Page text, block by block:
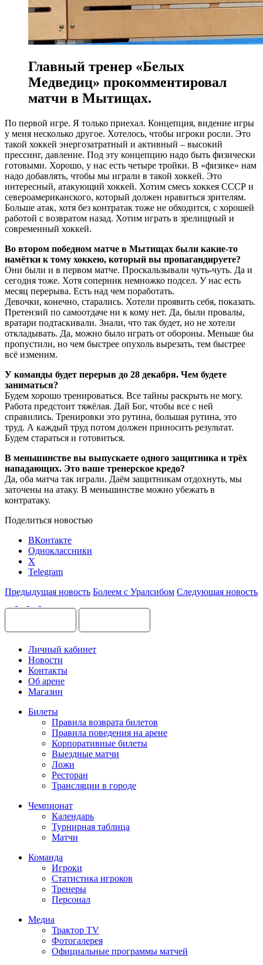
Главный тренер «Белых
Медведиц» прокомментировал
матчи в Мытищах.
По первой игре. Я только приехал. Концепция, видение игры
у меня несколько другое. Хотелось, чтобы игроки росли. Это
такой хоккей энергозатратный и активный – высокий
прессинг, давление. Под эту концепцию надо быть физически
готовыми. Хорошо, у нас есть четыре тройки. В «физике» нам
надо добавлять, чтобы мы играли в такой хоккей. Это
интересный, атакующий хоккей. Хотим смесь хоккея СССР и
североамериканского, который должен нравиться зрителям.
Больше атак, хотя без контратак тоже не обходится, с хорошей
работой с возвратом назад. Хотим играть в зрелищный и
современный хоккей.
Во втором победном матче в Мытищах были какие-то
намётки к тому хоккею, который вы пропагандируете?
Они были и в первом матче. Проскальзывали чуть-чуть. Да и
сегодня тоже. Хотя соперник немножко подсел. У нас есть
месяц перерыва. Есть над чем поработать.
Девочки, конечно, старались. Хотели проявить себя, показать.
Претензий по самоотдаче ни к кому нет. Да, были провалы,
вратари подтаскивали. Знали, что так будет, но не хотели
откладывать. Да, можно было играть от обороны. Меньше бы
пропустили, но чем быстрее опухоль вырезать, тем быстрее
всё изменим.
У команды будет перерыв до 28 декабря. Чем будете
заниматься?
Будем хорошо тренироваться. Все тайны раскрыть не могу.
Работа предстоит тяжёлая. Дай Бог, чтобы все с ней
справились. Тренировки это рутина, большая рутина, это
труд. А каждый труд потом должен приносить результат.
Будем стараться и готовиться.
В меньшинстве вы выпускаете одного защитника и трёх
нападающих. Это ваше тренерское кредо?
Да, оба матча так играли. Даём защитникам отдохнуть, мы
заточены на атаку. В меньшинстве можно убежать в
контратаку.
Поделиться новостью
ВКонтакте
Одноклассники
X
Telegram
Предыдущая новость Болеем с Уралсибом Следующая новость
Личный кабинет
Новости
Контакты
Об арене
Магазин
Билеты
Правила возврата билетов
Правила поведения на арене
Корпоративные билеты
Выездные матчи
Ложи
Ресторан
Трансляции в городе
Чемпионат
Календарь
Турнирная таблица
Матчи
Команда
Игроки
Статистика игроков
Тренеры
Персонал
Медиа
Трактор TV
Фотогалерея
Официальные программы матчей